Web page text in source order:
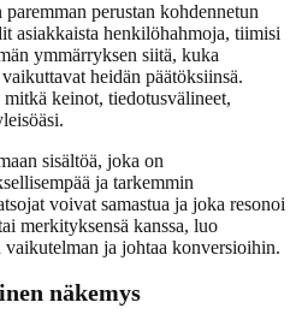
perustan kohdennetun
asiakkaista henkilöhahmoja, tiimisi
ymmärryksen siitä, kuka
heidän päätöksiinsä.
keinot, tiedotusvälineet,
sisältöä, joka on
ja tarkemmin
voivat samastua ja joka resonoi
merkityksensä kanssa, luo
ja johtaa konversioihin.
näkemys